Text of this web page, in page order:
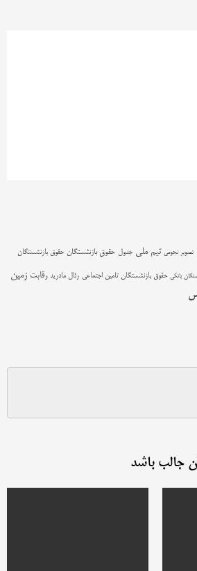
تصویر نجومی تیم ملی جدول حقوق بازنشستگان حقوق بازنشستگان
بانکی حقوق بازنشستگان تامین اجتماعی رئال مادرید رقابت زمین
جالب باشد